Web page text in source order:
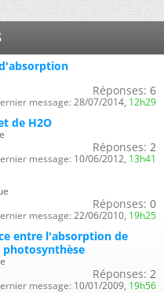
Réponses: 6
message: 28/07/2014, 12h29
de H2O
Réponses: 2
message: 10/06/2012, 13h41
Réponses: 0
message: 22/06/2010, 19h25
entre l'absorption de
Réponses: 2
message: 10/01/2009, 19h56